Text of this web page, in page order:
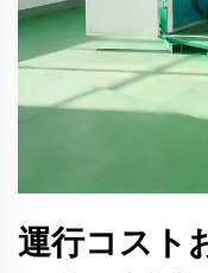
運行コスト